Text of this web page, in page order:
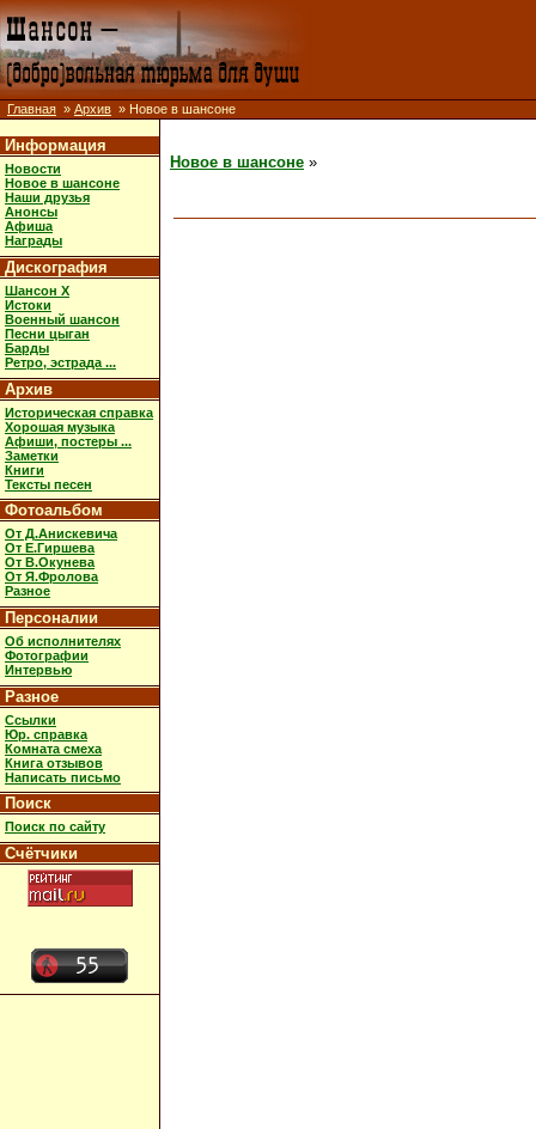
Главная » Архив » Новое в шансоне
Информация
Новости
Новое в шансоне
Наши друзья
Анонсы
Афиша
Награды
Дискография
Шансон X
Истоки
Военный шансон
Песни цыган
Барды
Ретро, эстрада ...
Архив
Историческая справка
Хорошая музыка
Афиши, постеры ...
Заметки
Книги
Тексты песен
Фотоальбом
От Д.Анискевича
От Е.Гиршева
От В.Окунева
От Я.Фролова
Разное
Персоналии
Об исполнителях
Фотографии
Интервью
Разное
Ссылки
Юр. справка
Комната смеха
Книга отзывов
Написать письмо
Поиск
Поиск по сайту
Счётчики
Новое в шансоне »